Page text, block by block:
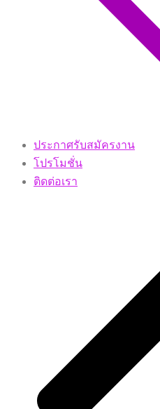
ประกาศรับสมัครงาน
โปรโมชั่น
ติดต่อเรา